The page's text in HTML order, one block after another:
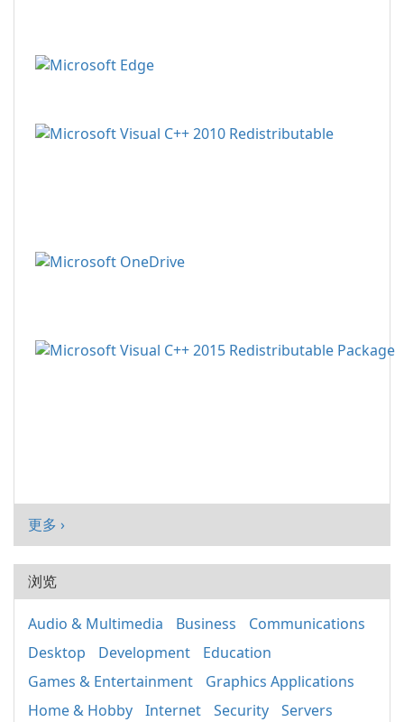
更多 ›
浏览
Audio & Multimedia Business
Communications
Desktop
Development
Education
Games & Entertainment
Graphics Applications
Home & Hobby
Internet Security
Servers